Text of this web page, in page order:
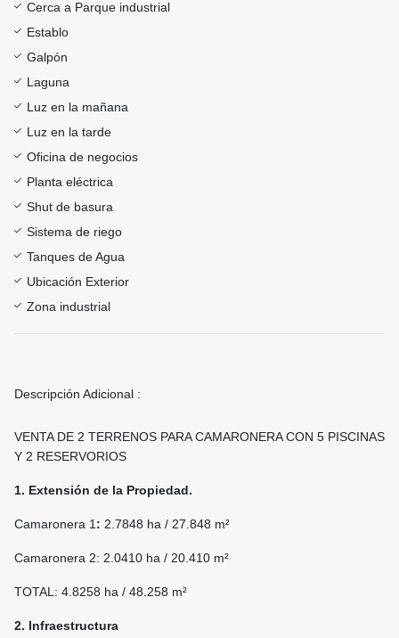
Cerca a Parque industrial
Establo
Galpón
Laguna
Luz en la mañana
Luz en la tarde
Oficina de negocios
Planta eléctrica
Shut de basura
Sistema de riego
Tanques de Agua
Ubicación Exterior
Zona industrial
Descripción Adicional :
VENTA DE 2 TERRENOS PARA CAMARONERA CON 5 PISCINAS
Y 2 RESERVORIOS
1. Extensión de la Propiedad.
Camaronera 1 : 2.7848 ha / 27.848 m²
Camaronera 2: 2.0410 ha / 20.410 m²
TOTAL: 4.8258 ha / 48.258 m²
2. Infraestructura